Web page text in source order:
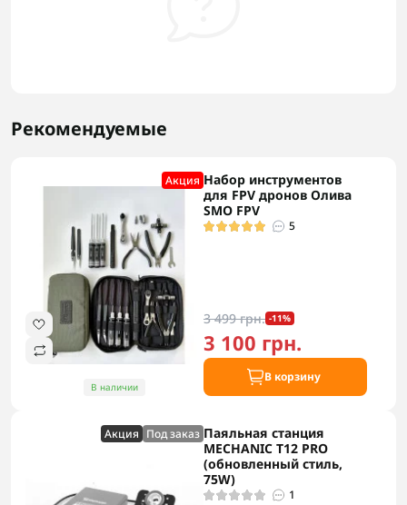
Рекомендуемые
Акция
В наличии
Набор инструментов
для FPV дронов Олива
SMO FPV
5
3 499 грн. -11%
3 100 грн.
В корзину
Акция Под заказ Паяльная станция
MECHANIC T12 PRO
(обновленный стиль,
75W)
1